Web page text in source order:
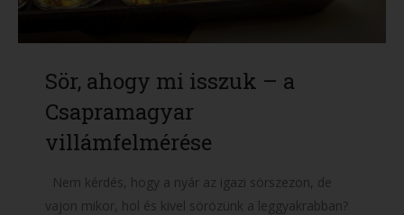
Sör, ahogy mi isszuk – a
Csapramagyar
villámfelmérése
Nem kérdés, hogy a nyár az igazi sörszezon, de
vajon mikor, hol és kivel sörözünk a leggyakrabban?